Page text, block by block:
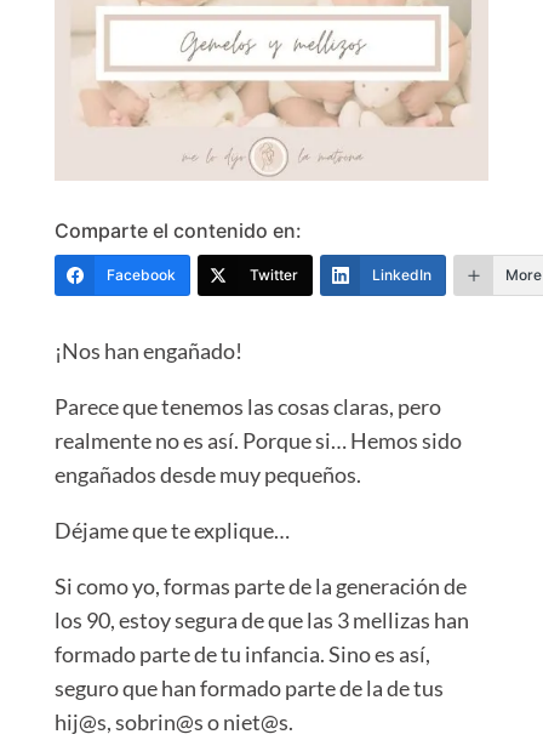
Comparte el contenido en:
Facebook Twitter LinkedIn More
¡Nos han engañado!⁣
⁣Parece que tenemos las cosas claras, pero
realmente no es así.⁣ ⁣Porque si…⁣⁣Hemos sido
engañados desde muy pequeños.⁣
⁣Déjame que te explique…⁣
⁣Si como yo, formas parte de la generación de
los 90, estoy segura de que las 3 mellizas han
formado parte de tu infancia.⁣⁣Sino es así,
seguro que han formado parte de la de tus
hij@s, sobrin@s o niet@s.⁣